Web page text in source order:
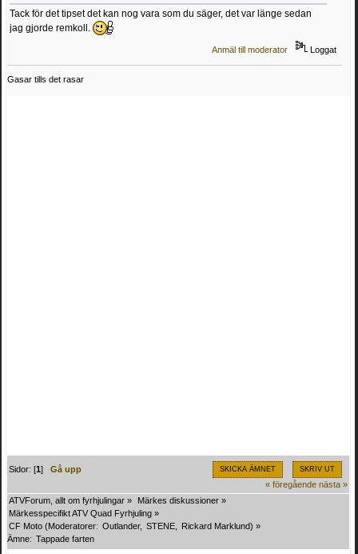
Tack för det tipset det kan nog vara som du säger, det var länge sedan
jag gjorde remkoll.
Anmäl till moderator Loggat
Gasar tills det rasar
SKICKA ÄMNET SKRIV UT
Sidor: [1]Gå upp
« föregående nästa »
ATVForum, allt om fyrhjulingar » Märkes diskussioner »
Märkesspecifikt ATV Quad Fyrhjuling »
CF Moto (Moderatorer: Outlander, STENE Rickard Marklund) »
Ämne: Tappade farten